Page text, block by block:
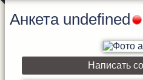
Анкета undefined
Написать